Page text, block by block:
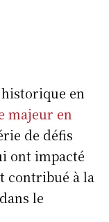
en
majeur en
de défis
ont impacté
contribué à la
le